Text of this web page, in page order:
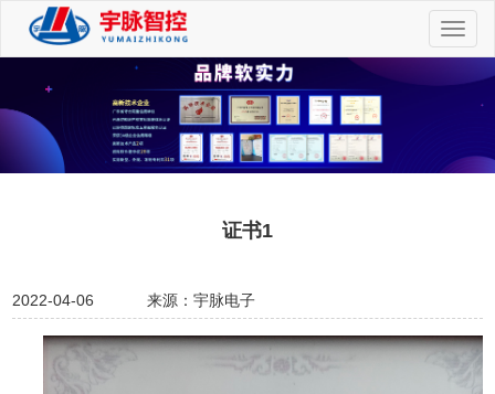
切
换
证书1
2022-04-06 来源：宇脉电子